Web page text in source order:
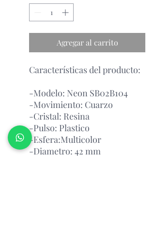
Agregar al carrito
Características del producto:
-Modelo: Neon SB02B104
-Movimiento: Cuarzo
-Cristal: Resina
-Pulso: Plastico
-Esfera:Multicolor
-Diametro: 42 mm